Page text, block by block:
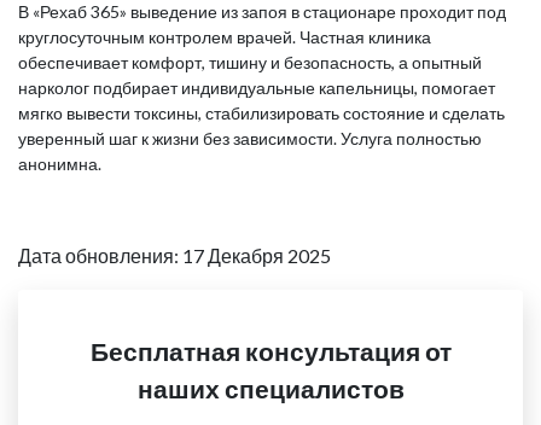
В «Рехаб 365» выведение из запоя в стационаре проходит под
круглосуточным контролем врачей. Частная клиника
обеспечивает комфорт, тишину и безопасность, а опытный
нарколог подбирает индивидуальные капельницы, помогает
мягко вывести токсины, стабилизировать состояние и сделать
уверенный шаг к жизни без зависимости. Услуга полностью
анонимна.
Дата обновления: 17 Декабря 2025
Бесплатная консультация от
наших специалистов